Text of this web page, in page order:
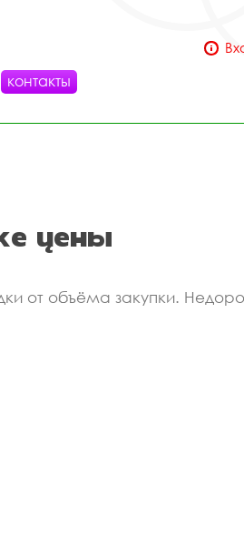
контакты
цены
от объёма закупки.